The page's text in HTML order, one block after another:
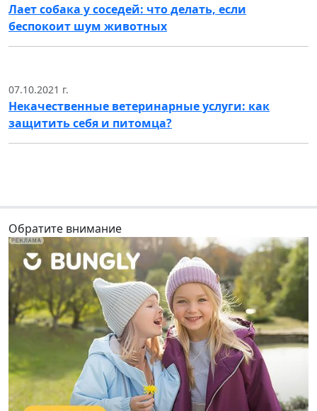
Лает собака у соседей: что делать, если
беспокоит шум животных
07.10.2021 г.
Некачественные ветеринарные услуги: как
защитить себя и питомца?
Обратите внимание